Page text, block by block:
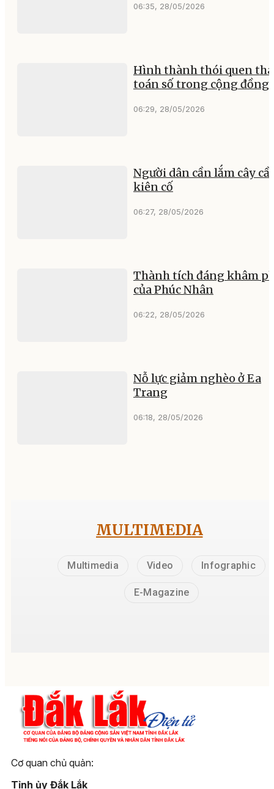
06:35, 28/05/2026
Hình thành thói quen
toán số trong cộng đồng
06:29, 28/05/2026
Người dân cần lắm cây
kiên cố
06:27, 28/05/2026
Thành tích đáng khâm
của Phúc Nhân
06:22, 28/05/2026
Nỗ lực giảm nghèo ở Ea
Trang
06:18, 28/05/2026
MULTIMEDIA
Multimedia Video Infographic
E-Magazine
Cơ quan chủ quản:
Tỉnh ủy Đắk Lắk